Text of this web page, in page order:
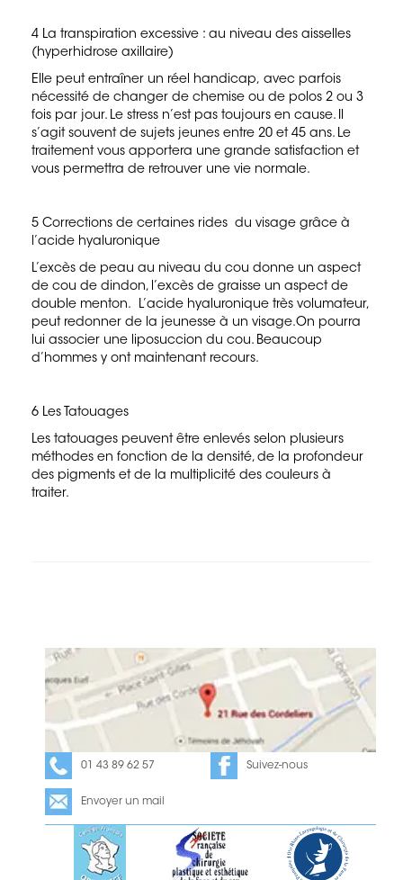
4 La transpiration excessive : au niveau des aisselles
(hyperhidrose axillaire)
Elle peut entraîner un réel handicap, avec parfois
nécessité de changer de chemise ou de polos 2 ou 3
fois par jour. Le stress n’est pas toujours en cause. Il
s’agit souvent de sujets jeunes entre 20 et 45 ans. Le
traitement vous apportera une grande satisfaction et
vous permettra de retrouver une vie normale.
5 Corrections de certaines rides du visage grâce à
l’acide hyaluronique
L’excès de peau au niveau du cou donne un aspect
de cou de dindon, l’excès de graisse un aspect de
double menton. L’acide hyaluronique très volumateur,
peut redonner de la jeunesse à un visage.On pourra
lui associer une liposuccion du cou. Beaucoup
d’hommes y ont maintenant recours.
6 Les Tatouages
Les tatouages peuvent être enlevés selon plusieurs
méthodes en fonction de la densité, de la profondeur
des pigments et de la multiplicité des couleurs à
traiter.
01 43 89 62 57 Suivez-nous
Envoyer un mail